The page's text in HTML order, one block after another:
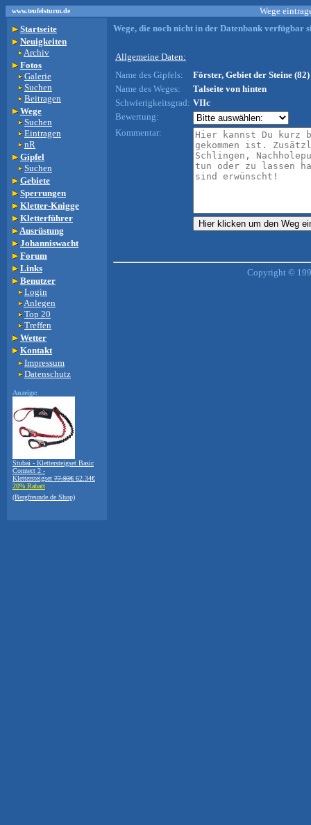
www.teufelsturm.de
Wege
Startseite
Neuigkeiten
Archiv
Fotos
Galerie
Suchen
Beitragen
Wege
Suchen
Eintragen
nR
Gipfel
Suchen
Gebiete
Sperrungen
Kletter-Knigge
Kletterführer
Ausrüstung
Johanniswacht
Forum
Links
Benutzer
Login
Anlegen
Top 20
Treffen
Wetter
Kontakt
Impressum
Datenschutz
Anzeige:
Stubai - Klettersteigset Basic
Connect 2 -
Klettersteigset 77.93€ 62.34€
20% Rabatt
(Bergfreunde.de Shop)
Wege, die noch nicht in der Datenbank verfügbar
Allgemeine Daten:
Name des Gipfels:
Förster, Gebiet der Steine (82)
Name des Weges:
Talseite von hinten
Schwierigkeitsgrad: VIIc
Bewertung:
Kommentar:
Copyright ©